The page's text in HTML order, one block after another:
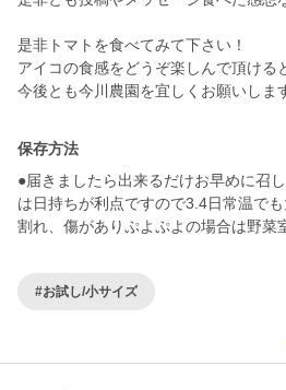
是非トマトを食べてみて下さい！
アイコの食感をどうぞ楽しんで頂ける
保存方法
●届きましたら出来るだけお早めに召
は日持ちが利点ですので3.4日常温で
割れ、傷がありぷよぷよの場合は野菜
#お試し/小サイズ